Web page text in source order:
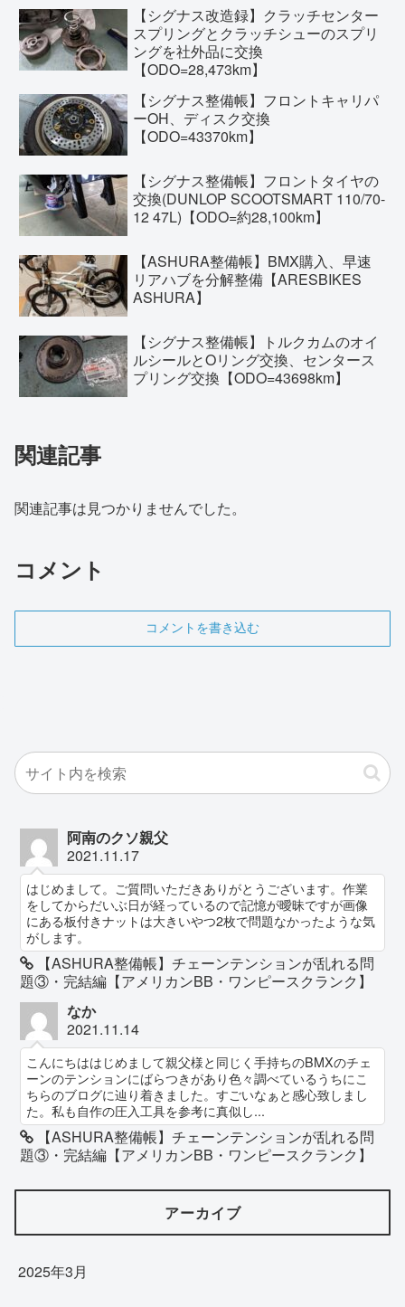
【シグナス改造録】クラッチセンター
スプリングとクラッチシューのスプリ
ングを社外品に交換
【ODO=28,473km】
【シグナス整備帳】フロントキャリパ
ーOH、ディスク交換
【ODO=43370km】
【シグナス整備帳】フロントタイヤの
交換(DUNLOP SCOOTSMART 110/70-
12 47L)【ODO=約28,100km】
【ASHURA整備帳】BMX購入、早速
リアハブを分解整備【ARESBIKES
ASHURA】
【シグナス整備帳】トルクカムのオイ
ルシールとOリング交換、センタース
プリング交換【ODO=43698km】
関連記事
関連記事は見つかりませんでした。
コメント
コメントを書き込む
阿南のクソ親父
2021.11.17
はじめまして。ご質問いただきありがとうございます。作業
をしてからだいぶ日が経っているので記憶が曖昧ですが画像
にある板付きナットは大きいやつ2枚で問題なかったような気
がします。
【ASHURA整備帳】チェーンテンションが乱れる問
題③・完結編【アメリカンBB・ワンピースクランク】
なか
2021.11.14
こんにちははじめまして親父様と同じく手持ちのBMXのチェ
ーンのテンションにばらつきがあり色々調べているうちにこ
ちらのブログに辿り着きました。すごいなぁと感心致しまし
た。私も自作の圧入工具を参考に真似し...
【ASHURA整備帳】チェーンテンションが乱れる問
題③・完結編【アメリカンBB・ワンピースクランク】
アーカイブ
2025年3月